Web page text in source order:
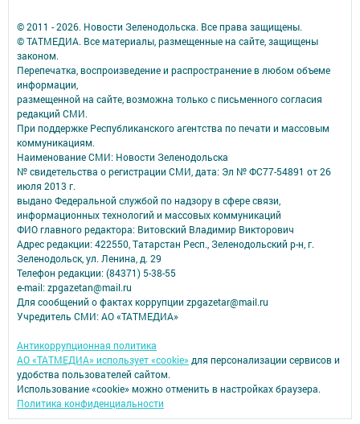
© 2011 - 2026. Новости Зеленодольска. Все права защищены.
© ТАТМЕДИА. Все материалы, размещенные на сайте, защищены
законом.
Перепечатка, воспроизведение и распространение в любом объеме
информации,
размещенной на сайте, возможна только с письменного согласия
редакций СМИ.
При поддержке Республиканского агентства по печати и массовым
коммуникациям.
Наименование СМИ: Новости Зеленодольска
№ свидетельства о регистрации СМИ, дата: Эл № ФС77-54891 от 26
июля 2013 г.
выдано Федеральной службой по надзору в сфере связи,
информационных технологий и массовых коммуникаций
ФИО главного редактора: Витовский Владимир Викторович
Адрес редакции: 422550, Татарстан Респ., Зеленодольский р-н, г.
Зеленодольск, ул. Ленина, д. 29
Телефон редакции: (84371) 5-38-55
e-mail: zpgazetan@mail.ru
Для сообщений о фактах коррупции zpgazetar@mail.ru
Учредитель СМИ: АО «ТАТМЕДИА»
Антикоррупционная политика
АО «ТАТМЕДИА» использует «cookie» для персонализации сервисов и
удобства пользователей сайтом.
Использование «cookie» можно отменить в настройках браузера.
Политика конфиденциальности